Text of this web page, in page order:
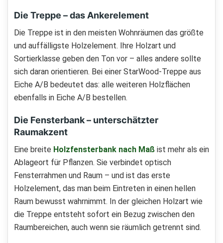
Die Treppe – das Ankerelement
Die Treppe ist in den meisten Wohnräumen das größte
und auffälligste Holzelement. Ihre Holzart und
Sortierklasse geben den Ton vor – alles andere sollte
sich daran orientieren. Bei einer StarWood-Treppe aus
Eiche A/B bedeutet das: alle weiteren Holzflächen
ebenfalls in Eiche A/B bestellen.
Die Fensterbank – unterschätzter
Raumakzent
Eine breite Holzfensterbank nach Maß ist mehr als ein
Ablageort für Pflanzen. Sie verbindet optisch
Fensterrahmen und Raum – und ist das erste
Holzelement, das man beim Eintreten in einen hellen
Raum bewusst wahrnimmt. In der gleichen Holzart wie
die Treppe entsteht sofort ein Bezug zwischen den
Raumbereichen, auch wenn sie räumlich getrennt sind.